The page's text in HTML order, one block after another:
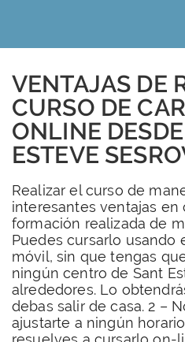
VENTAJAS DE
CURSO DE
ONLINE
ESTEVE
Realizar el curso de
interesantes ventajas
formación realizada de
Puedes cursarlo usando
móvil, sin que tengas
ningún centro de Sant
alrededores. Lo
debas salir de casa. 2 –
ajustarte a ningún